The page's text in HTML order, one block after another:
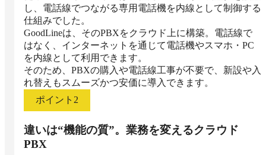
し、電話線でつながる専用電話機を内線として制御する
仕組みでした。
GoodLineは、そのPBXをクラウド上に構築。電話線で
はなく、インターネットを通じて電話機やスマホ・PC
を内線として利用できます。
そのため、PBXの購入や電話線工事が不要で、新設や入
れ替えもスムーズかつ安価に導入できます。
ポイント 2
違いは“機能の質”。業務を変えるクラウド
PBX